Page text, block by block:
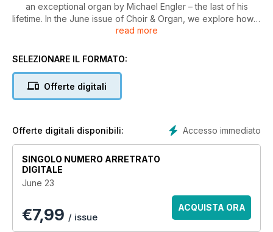
an exceptional organ by Michael Engler – the last of his
lifetime. In the June issue of Choir & Organ, we explore how a
trio of organ building firms has drawn on research to
Hill about being inspired by David Willcocks and Philip
Ledger, arranging music for Radio 2, and 12 years with The
Thomas Allery introduces a new project to unearth and
choral canon have been instigated and premiered by
amateur choirs and this issue offers an insight into how a
number of contemporary choirs have set about the
commissioning process and how composers have
responded; we celebrate our sister title Gramophone's
centenary by sharing a few articles from its archive;
read more
SELEZIONARE IL FORMATO:
Offerte digitali
Accesso immediato
Offerte digitali disponibili:
SINGOLO NUMERO ARRETRATO
DIGITALE
June 23
€7,99 / issue
ACQUISTA ORA